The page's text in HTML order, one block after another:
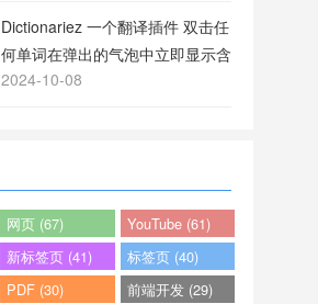
Dictionariez 一个翻译插件 双击任
何单词在弹出的气泡中立即显示含
义
2024-10-08
网页 (67)
YouTube (61)
新标签页 (41)
标签页 (40)
PDF (30)
前端开发 (29)